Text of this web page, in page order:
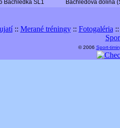
Bachledka SL1 Bachledová dolina
:: Merané tréningy:: Fotogaléria
© 2006 Sport-